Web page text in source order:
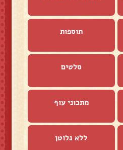
תוספות
סלטים
מתכוני עוף
ללא גלוטן